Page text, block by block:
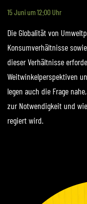
15 Juni um 12:00 Uhr
Die Globalität von
Konsumverhältnisse
dieser Verhältnisse
Weitwinkelperspektiven
legen auch die Frage
zur Notwendigkeit und
regiert wird.